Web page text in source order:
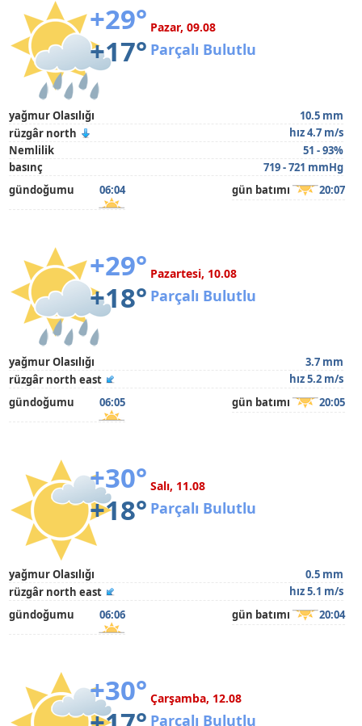
+29°
+17°
Pazar, 09.08
Parçalı Bulutlu
yağmur Olasılığı
10.5 mm
rüzgâr north
hız 4.7 m/s
Nemlilik
51 - 93%
basınç
719 - 721 mmHg
gündoğumu
06:04 gün batımı 20:07
+29°
+18°
Pazartesi, 10.08
Parçalı Bulutlu
yağmur Olasılığı
3.7 mm
rüzgâr north east
hız 5.2 m/s
gündoğumu
06:05 gün batımı 20:05
+30°
+18°
Salı, 11.08
Parçalı Bulutlu
yağmur Olasılığı
0.5 mm
rüzgâr north east
hız 5.1 m/s
gündoğumu
06:06 gün batımı 20:04
+30° Çarşamba, 12.08
Parçalı Bulutlu